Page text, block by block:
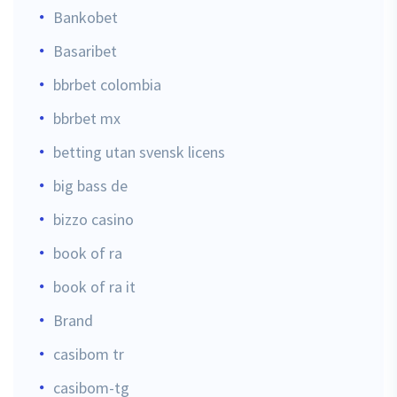
Bankobet
Basaribet
bbrbet colombia
bbrbet mx
betting utan svensk licens
big bass de
bizzo casino
book of ra
book of ra it
Brand
casibom tr
casibom-tg